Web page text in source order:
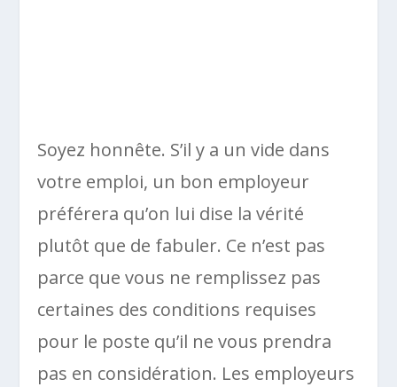
Soyez honnête. S’il y a un vide dans
votre emploi, un bon employeur
préférera qu’on lui dise la vérité
plutôt que de fabuler. Ce n’est pas
parce que vous ne remplissez pas
certaines des conditions requises
pour le poste qu’il ne vous prendra
pas en considération. Les employeurs